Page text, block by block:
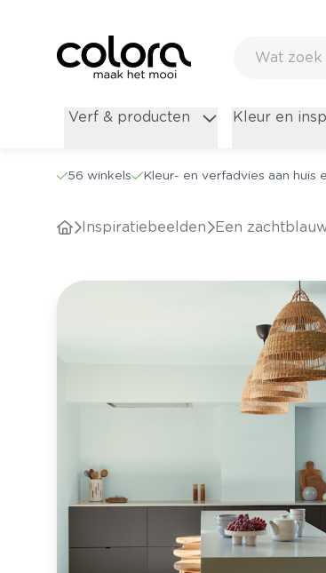
Verf & producten Kleur en
56 winkels Kleur- en verfadvies aan huis
Inspiratiebeelden Een